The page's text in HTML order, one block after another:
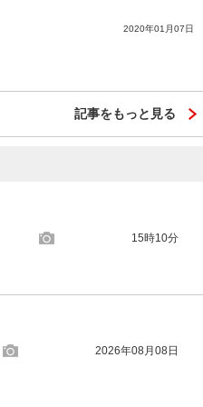
2020年01月07日
記事をもっと見る
15時10分
2026年08月08日